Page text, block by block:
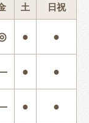
土 日祝
● ●
● ●
● ●